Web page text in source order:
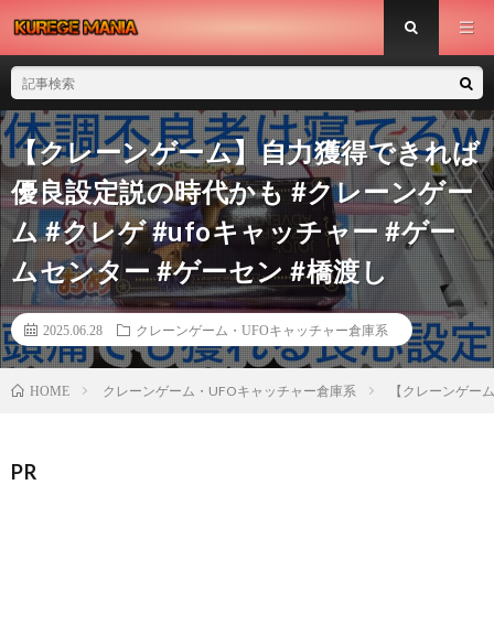
【クレーンゲーム】自力獲得できれば
優良設定説の時代かも #クレーンゲー
ム #クレゲ #ufoキャッチャー #ゲー
ムセンター #ゲーセン #橋渡し
2025.06.28 クレーンゲーム・UFOキャッチャー倉庫系
HOME クレーンゲーム・UFOキャッチャー倉庫系 【クレーンゲー
PR